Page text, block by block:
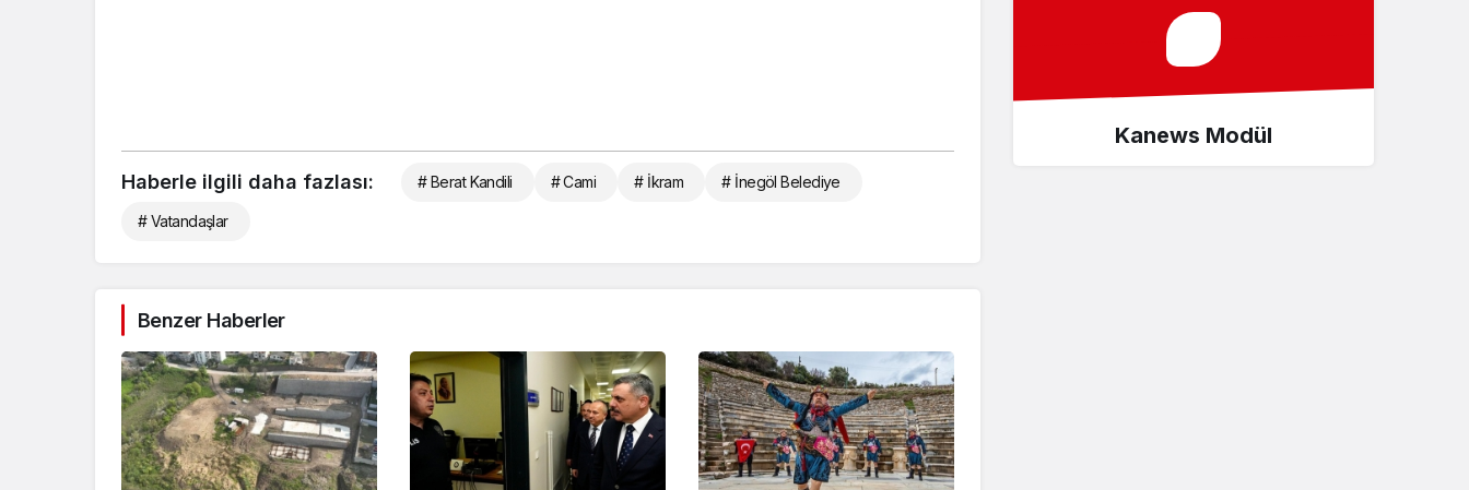
Haberle ilgili daha fazlası: # Berat Kandili # Cami # İkram # İnegöl Belediye
# Vatandaşlar
Benzer Haberler
Kanews Modül